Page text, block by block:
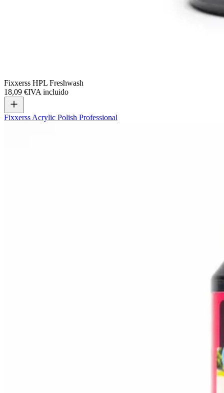
Fixxerss HPL Freshwash
18,09 €IVA incluido
Fixxerss Acrylic Polish Professional